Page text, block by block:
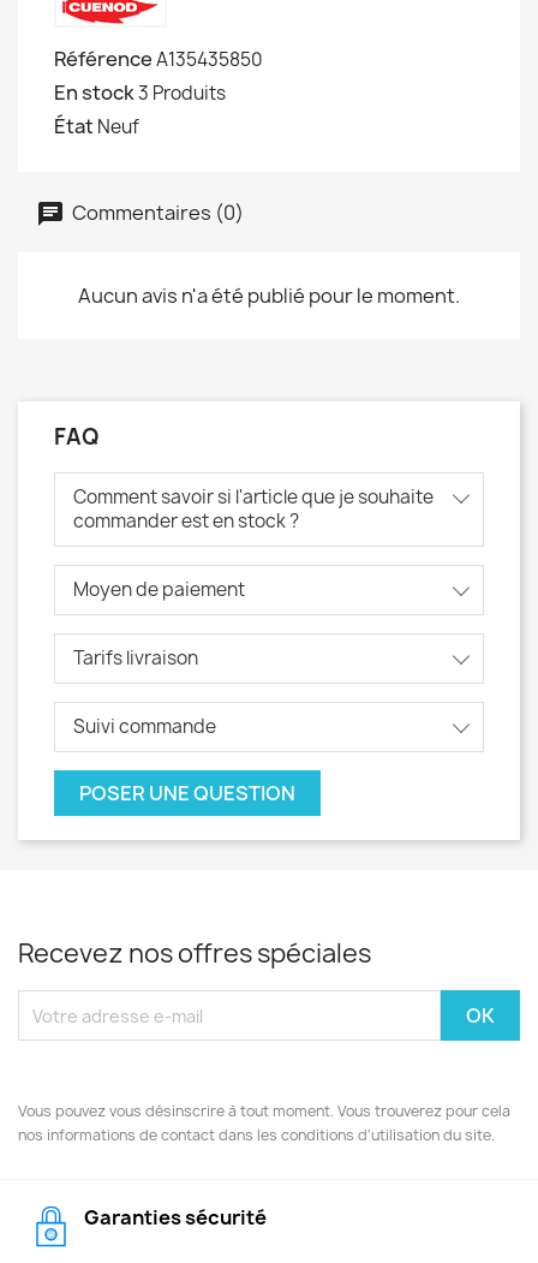
RéférenceA135435850
En stock3 Produits
ÉtatNeuf
Commentaires (0)
Aucun avis n'a été publié pour le moment.
FAQ
Comment savoir si l'article que je souhaite
commander est en stock ?
Moyen de paiement
Tarifs livraison
Suivi commande
POSER UNE QUESTION
Recevez nos offres spéciales
Vous pouvez vous désinscrire à tout moment. Vous trouverez pour cela
nos informations de contact dans les conditions d'utilisation du site.
Garanties sécurité